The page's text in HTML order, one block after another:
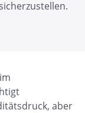
aber